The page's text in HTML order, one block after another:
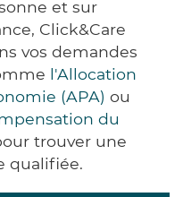
et sur
Click&Care
vos demandes
l'Allocation
(APA) ou
du
trouver une
qualifiée.